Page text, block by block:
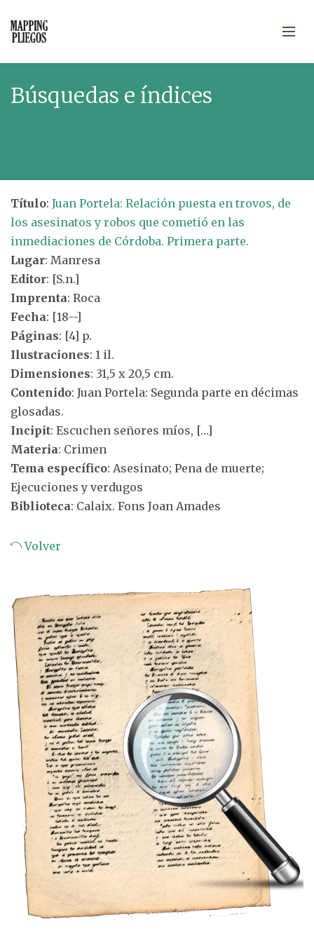
Búsquedas e índices
Título: Juan Portela: Relación puesta en trovos, de
los asesinatos y robos que cometió en las
inmediaciones de Córdoba. Primera parte.
Lugar: Manresa
Editor: [S.n.]
Imprenta: Roca
Fecha: [18--]
Páginas: [4] p.
Ilustraciones: 1 il.
Dimensiones: 31,5 x 20,5 cm.
Contenido: Juan Portela: Segunda parte en décimas
glosadas.
Incipit: Escuchen señores míos, […]
Materia: Crimen
Tema específico: Asesinato; Pena de muerte;
Ejecuciones y verdugos
Biblioteca: Calaix. Fons Joan Amades
Volver